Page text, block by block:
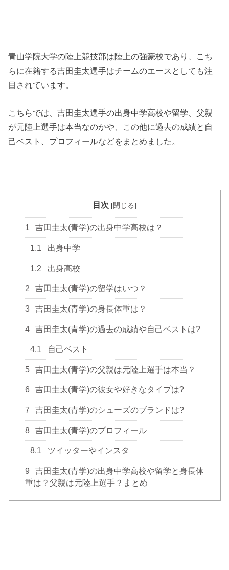
青山学院大学の陸上競技部は陸上の強豪校であり、こち
らに在籍する吉田圭太選手はチームのエースとしても注
目されています。
こちらでは、吉田圭太選手の出身中学高校や留学、父親
が元陸上選手は本当なのかや、この他に過去の成績と自
己ベスト、プロフィールなどをまとめました。
目次 [閉じる]
1 吉田圭太(青学)の出身中学高校は？
1.1 出身中学
1.2 出身高校
2 吉田圭太(青学)の留学はいつ？
3 吉田圭太(青学)の身長体重は？
4 吉田圭太(青学)の過去の成績や自己ベストは?
4.1 自己ベスト
5 吉田圭太(青学)の父親は元陸上選手は本当？
6 吉田圭太(青学)の彼女や好きなタイプは?
7 吉田圭太(青学)のシューズのブランドは?
8 吉田圭太(青学)のプロフィール
8.1 ツイッターやインスタ
9
吉田圭太(青学)の出身中学高校や留学と身長体
重は？父親は元陸上選手？まとめ